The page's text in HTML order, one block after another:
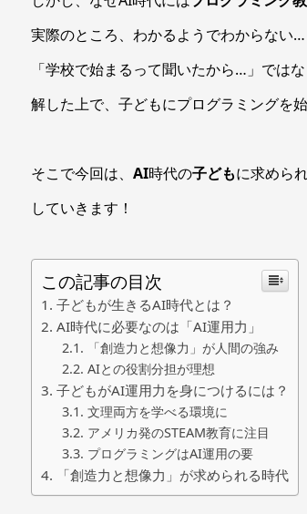
実際のところ、わかるようでわからない
「学校で始まるって聞いたから…」では
解した上で、子どもにプログラミングを
そこで今回は、AI時代の子どもに求めら
していきます！
この記事の目次
子どもが生きるAI時代とは？
AI時代に必要なのは「AI運用力」
「創造力と想像力」が人間の強み
AIとの役割分担が理想
子どもがAI運用力を身につけるには？
文理両方を学べる環境に
アメリカ発のSTEAM教育に注目
プログラミングはAI運用の要
「創造力と想像力」が求められる時代